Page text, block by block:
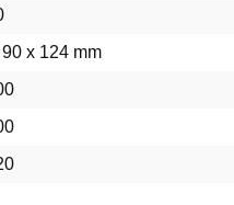
x 124 mm